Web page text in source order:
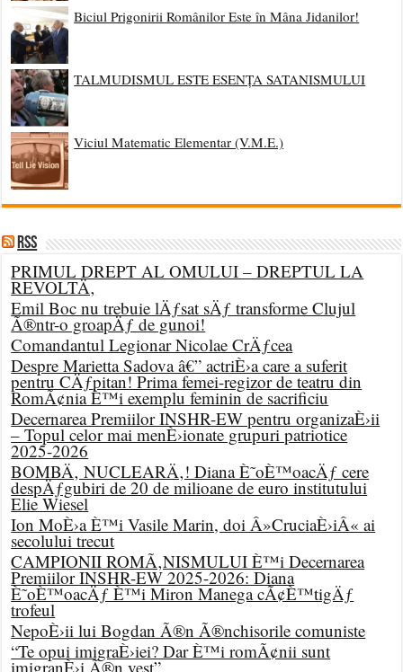
Biciul Prigonirii Românilor Este în Mâna Jidanilor!
TALMUDISMUL ESTE ESENȚA SATANISMULUI
Viciul Matematic Elementar (V.M.E.)
RSS
PRIMUL DREPT AL OMULUI – DREPTUL LA
REVOLTÄ‚
Emil Boc nu trebuie lÄƒsat sÄƒ transforme Clujul
Ã®ntr-o groapÄƒ de gunoi!
Comandantul Legionar Nicolae CrÄƒcea
Despre Marietta Sadova â€” actriÈ›a care a suferit
pentru CÄƒpitan! Prima femei-regizor de teatru din
RomÃ¢nia È™i exemplu feminin de sacrificiu
Decernarea Premiilor INSHR-EW pentru organizaÈ›ii
– Topul celor mai menÈ›ionate grupuri patriotice
2025-2026
BOMBÄ‚ NUCLEARÄ‚! Diana È˜oÈ™oacÄƒ cere
despÄƒgubiri de 20 de milioane de euro institutului
Elie Wiesel
Ion MoÈ›a È™i Vasile Marin, doi Â»CruciaÈ›iÂ« ai
secolului trecut
CAMPIONII ROMÃ‚NISMULUI È™i Decernarea
Premiilor INSHR-EW 2025-2026: Diana
È˜oÈ™oacÄƒ È™i Miron Manega cÃ¢È™tigÄƒ
trofeul
NepoÈ›ii lui Bogdan Ã®n Ã®nchisorile comuniste
“Te opui imigraÈ›iei? Dar È™i romÃ¢nii sunt
imigranÈ›i Ã®n vest”